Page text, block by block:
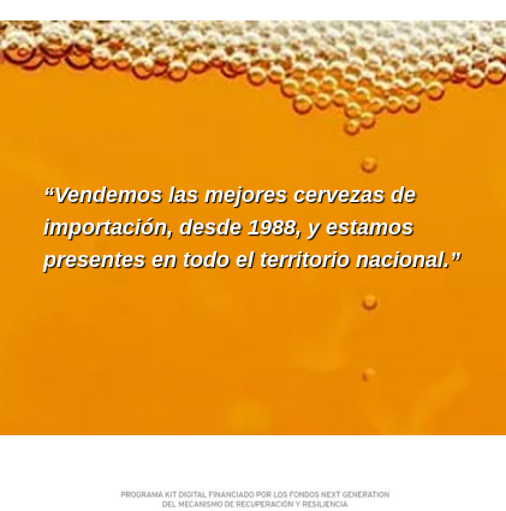
Vendemos las mejores cervezas de
importación, desde 1988, y estamos
presentes en todo el territorio nacional.